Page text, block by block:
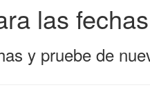
las
y pruebe de